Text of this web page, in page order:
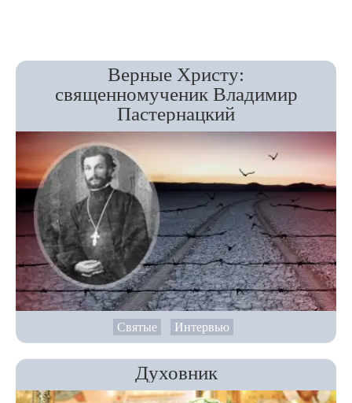
Верные Христу:
священномученик Владимир
Пастернацкий
Святые Интервью
Духовник